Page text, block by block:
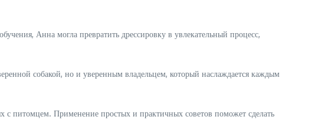
Анна могла превратить дрессировку в увлекательный процесс,
собакой, но и уверенным владельцем, который наслаждается каждым
питомцем. Применение простых и практичных советов поможет сделать